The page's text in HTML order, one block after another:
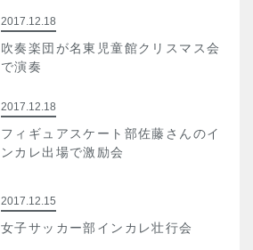
2017.12.18
吹奏楽団が名東児童館クリスマス会
で演奏
2017.12.18
フィギュアスケート部佐藤さんのイ
ンカレ出場で激励会
2017.12.15
女子サッカー部インカレ壮行会